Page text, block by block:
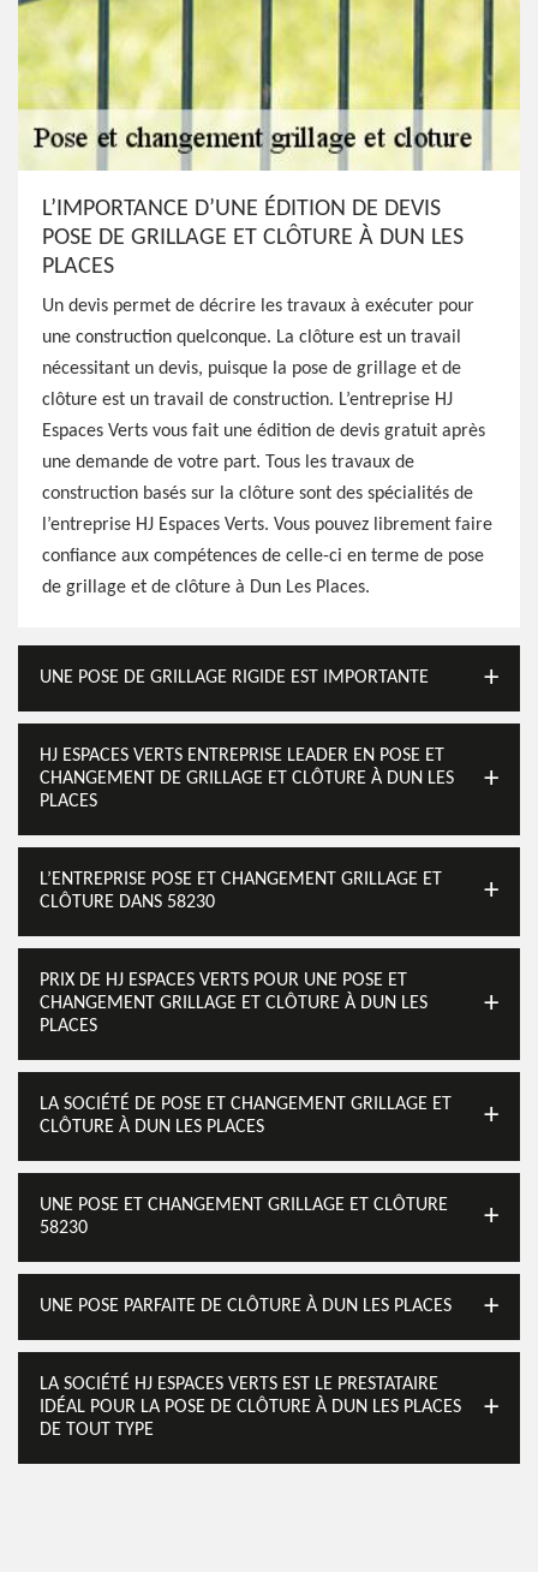
L’IMPORTANCE D’UNE ÉDITION DE DEVIS
POSE DE GRILLAGE ET CLÔTURE À DUN LES
PLACES
Un devis permet de décrire les travaux à exécuter pour
une construction quelconque. La clôture est un travail
nécessitant un devis, puisque la pose de grillage et de
clôture est un travail de construction. L’entreprise HJ
Espaces Verts vous fait une édition de devis gratuit après
une demande de votre part. Tous les travaux de
construction basés sur la clôture sont des spécialités de
l’entreprise HJ Espaces Verts. Vous pouvez librement faire
confiance aux compétences de celle-ci en terme de pose
de grillage et de clôture à Dun Les Places.
UNE POSE DE GRILLAGE RIGIDE EST IMPORTANTE
HJ ESPACES VERTS ENTREPRISE LEADER EN POSE ET
CHANGEMENT DE GRILLAGE ET CLÔTURE À DUN LES
PLACES
L’ENTREPRISE POSE ET CHANGEMENT GRILLAGE ET
CLÔTURE DANS 58230
PRIX DE HJ ESPACES VERTS POUR UNE POSE ET
CHANGEMENT GRILLAGE ET CLÔTURE À DUN LES
PLACES
LA SOCIÉTÉ DE POSE ET CHANGEMENT GRILLAGE ET
CLÔTURE À DUN LES PLACES
UNE POSE ET CHANGEMENT GRILLAGE ET CLÔTURE
58230
UNE POSE PARFAITE DE CLÔTURE À DUN LES PLACES
LA SOCIÉTÉ HJ ESPACES VERTS EST LE PRESTATAIRE
IDÉAL POUR LA POSE DE CLÔTURE À DUN LES PLACES
DE TOUT TYPE